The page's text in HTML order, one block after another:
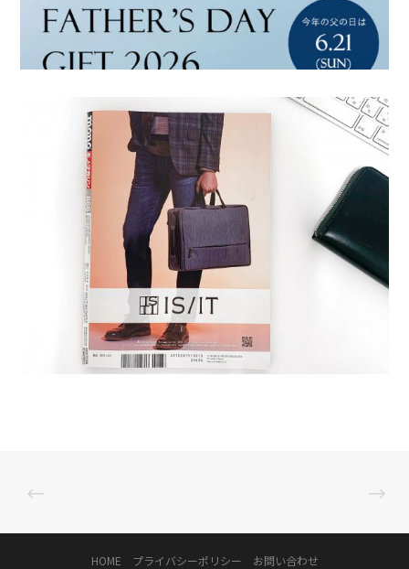
HOME プライバシーポリシー お問い合わせ